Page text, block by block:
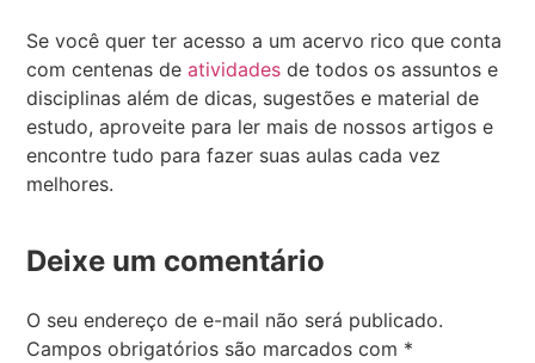
Se você quer ter acesso a um acervo rico que conta
com centenas deatividades de todos os assuntos e
disciplinas além de dicas, sugestões e material de
estudo, aproveite para ler mais de nossos artigos e
encontre tudo para fazer suas aulas cada vez
melhores.
Deixe um comentário
O seu endereço de e-mail não será publicado.
Campos obrigatórios são marcados com *